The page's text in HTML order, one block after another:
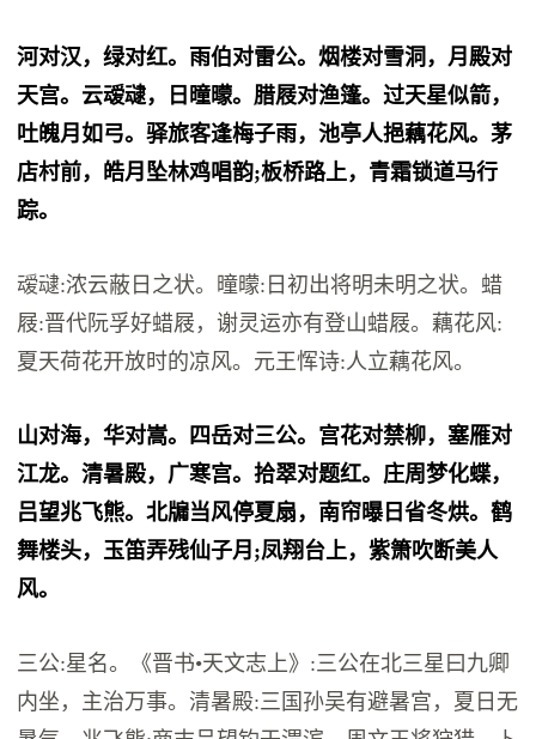
河对汉，绿对红。雨伯对雷公。烟楼对雪洞，月殿对
天宫。云叆叇，日曈曚。腊屐对渔篷。过天星似箭，
吐魄月如弓。驿旅客逢梅子雨，池亭人挹藕花风。茅
店村前，皓月坠林鸡唱韵;板桥路上，青霜锁道马行
踪。
叆叇:浓云蔽日之状。曈曚:日初出将明未明之状。蜡
屐:晋代阮孚好蜡屐，谢灵运亦有登山蜡屐。藕花风:
夏天荷花开放时的凉风。元王恽诗:人立藕花风。
山对海，华对嵩。四岳对三公。宫花对禁柳，塞雁对
江龙。清暑殿，广寒宫。拾翠对题红。庄周梦化蝶，
吕望兆飞熊。北牖当风停夏扇，南帘曝日省冬烘。鹤
舞楼头，玉笛弄残仙子月;凤翔台上，紫箫吹断美人
风。
三公:星名。《晋书•天文志上》:三公在北三星曰九卿
内坐，主治万事。清暑殿:三国孙吴有避暑宫，夏日无